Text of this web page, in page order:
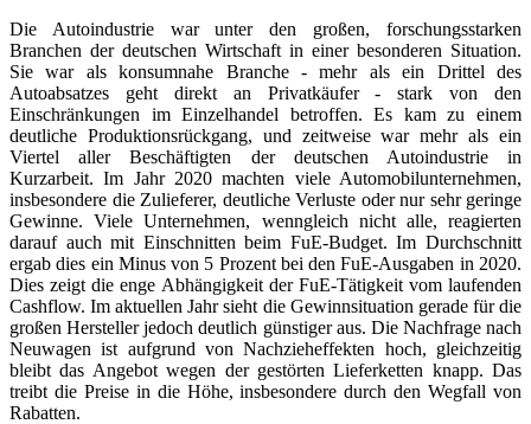
Die Autoindustrie war unter den großen, forschungsstarken
Branchen der deutschen Wirtschaft in einer besonderen Situation.
Sie war als konsumnahe Branche - mehr als ein Drittel des
Autoabsatzes geht direkt an Privatkäufer - stark von den
Einschränkungen im Einzelhandel betroffen. Es kam zu einem
deutliche Produktionsrückgang, und zeitweise war mehr als ein
Viertel aller Beschäftigten der deutschen Autoindustrie in
Kurzarbeit. Im Jahr 2020 machten viele Automobilunternehmen,
insbesondere die Zulieferer, deutliche Verluste oder nur sehr geringe
Gewinne. Viele Unternehmen, wenngleich nicht alle, reagierten
darauf auch mit Einschnitten beim FuE-Budget. Im Durchschnitt
ergab dies ein Minus von 5 Prozent bei den FuE-Ausgaben in 2020.
Dies zeigt die enge Abhängigkeit der FuE-Tätigkeit vom laufenden
Cashflow. Im aktuellen Jahr sieht die Gewinnsituation gerade für die
großen Hersteller jedoch deutlich günstiger aus. Die Nachfrage nach
Neuwagen ist aufgrund von Nachzieheffekten hoch, gleichzeitig
bleibt das Angebot wegen der gestörten Lieferketten knapp. Das
treibt die Preise in die Höhe, insbesondere durch den Wegfall von
Rabatten.